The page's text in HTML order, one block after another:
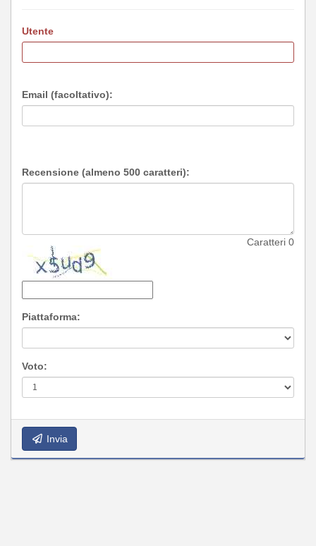
Utente
Email (facoltativo):
Recensione (almeno 500 caratteri):
Caratteri 0
Piattaforma:
Voto:
Invia